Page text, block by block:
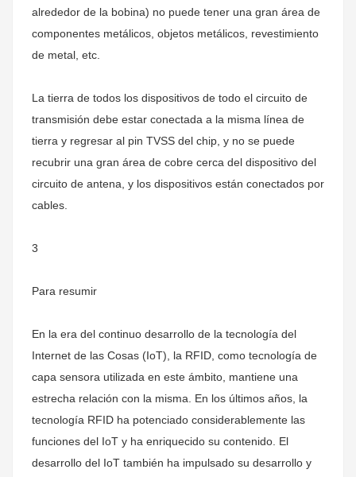
alrededor de la bobina) no puede tener una gran área de
componentes metálicos, objetos metálicos, revestimiento
de metal, etc.
La tierra de todos los dispositivos de todo el circuito de
transmisión debe estar conectada a la misma línea de
tierra y regresar al pin TVSS del chip, y no se puede
recubrir una gran área de cobre cerca del dispositivo del
circuito de antena, y los dispositivos están conectados por
cables.
3
Para resumir
En la era del continuo desarrollo de la tecnología del
Internet de las Cosas (IoT), la RFID, como tecnología de
capa sensora utilizada en este ámbito, mantiene una
estrecha relación con la misma. En los últimos años, la
tecnología RFID ha potenciado considerablemente las
funciones del IoT y ha enriquecido su contenido. El
desarrollo del IoT también ha impulsado su desarrollo y